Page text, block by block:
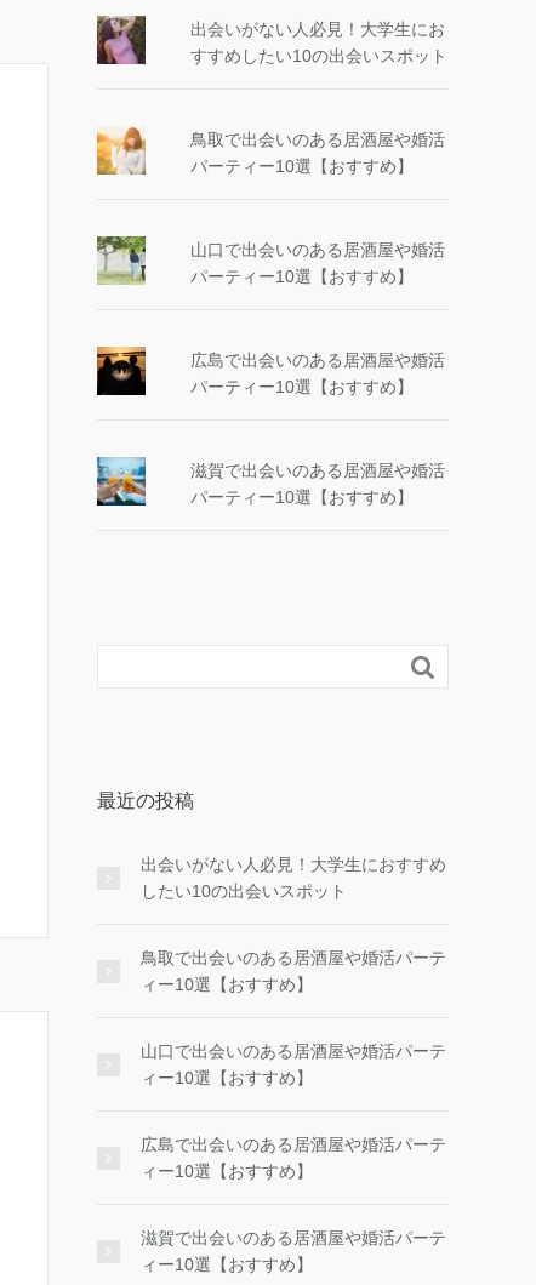
出会いがない人必見！大学生にお
すすめしたい10の出会いスポット
鳥取で出会いのある居酒屋や婚活
パーティー10選【おすすめ】
山口で出会いのある居酒屋や婚活
パーティー10選【おすすめ】
広島で出会いのある居酒屋や婚活
パーティー10選【おすすめ】
滋賀で出会いのある居酒屋や婚活
パーティー10選【おすすめ】

最近の投稿
出会いがない人必見！大学生におすすめ
したい10の出会いスポット
鳥取で出会いのある居酒屋や婚活パーテ
ィー10選【おすすめ】
山口で出会いのある居酒屋や婚活パーテ
ィー10選【おすすめ】
広島で出会いのある居酒屋や婚活パーテ
ィー10選【おすすめ】
滋賀で出会いのある居酒屋や婚活パーテ
ィー10選【おすすめ】